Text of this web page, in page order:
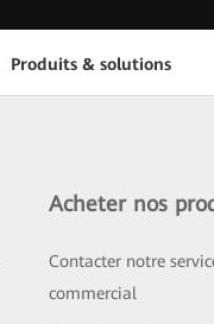
Produits & solutions
Acheter nos
Contacter notre
commercial